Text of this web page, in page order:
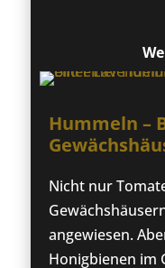
Hummeln –
Nicht nur
angewiesen.
Honigbienen im